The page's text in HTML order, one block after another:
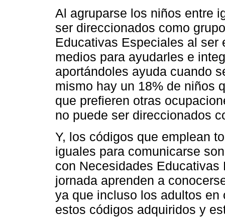
Al agruparse los niños entre
ser direccionados como
Educativas Especiales al ser
medios para ayudarles e
aportándoles ayuda cuando
mismo hay un 18% de niños
que prefieren otras
no puede ser direccionados
Y, los códigos que emplean
iguales para comunicarse
con Necesidades
jornada aprenden a
ya que incluso los adultos
estos códigos adquiridos y